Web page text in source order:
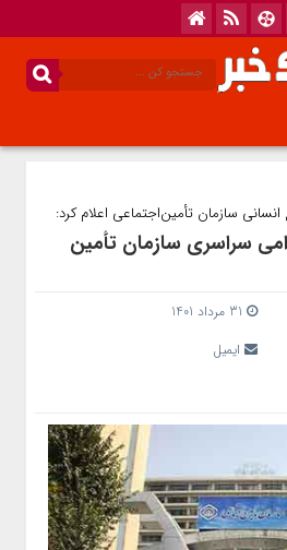
سازمان تأمین‌اجتماعی اعلام کرد:
سراسری سازمان تأمین
ایمیل